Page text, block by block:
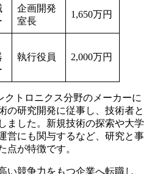
企画開発
室長
1,650万円
執行役員 2,000万円
トロニクス分野のメーカーに
の研究開発に従事し、技術者と
ました。新規技術の探索や大学
営にも関与するなど、研究と事
点が特徴です。
い競争力をもつ企業へ転職し、